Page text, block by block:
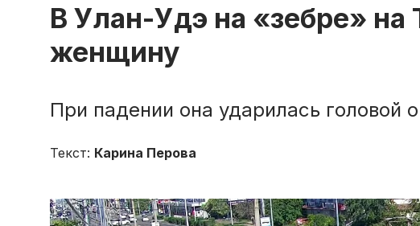
В Улан-Удэ на «зебре» на
женщину
При падении она ударилась головой
Текст: Карина Перова